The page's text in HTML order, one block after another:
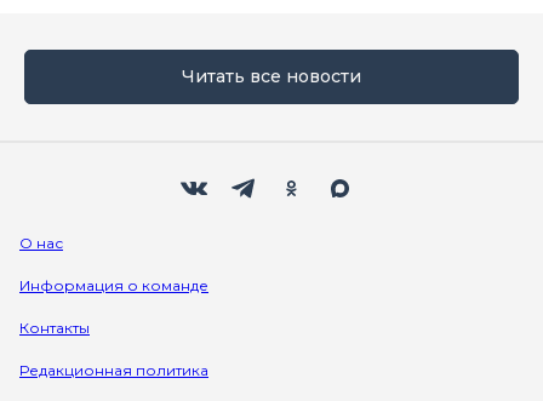
Читать все новости
О нас
Информация о команде
Контакты
Редакционная политика